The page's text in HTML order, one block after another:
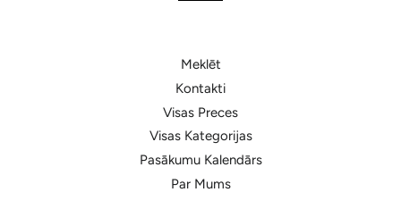
Meklēt
Kontakti
Visas Preces
Visas Kategorijas
Pasākumu Kalendārs
Par Mums